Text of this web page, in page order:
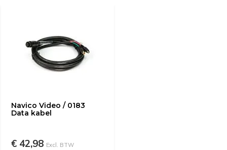
Navico Video / 0183
Data kabel
€ 42,98 Excl. BTW